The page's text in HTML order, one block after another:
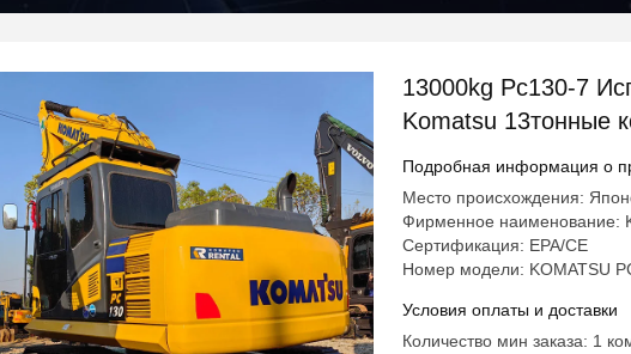
13000kg Pc130-7
Komatsu 13тонные
Подробная информация о
Место происхождения:
Фирменное наименование:
Сертификация: EPA/CE
Номер модели: KOMATSU
Условия оплаты и доставки
Количество мин заказа: 1